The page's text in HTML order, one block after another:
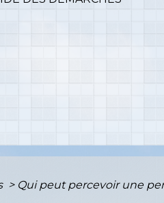
> Qui peut percevoir une